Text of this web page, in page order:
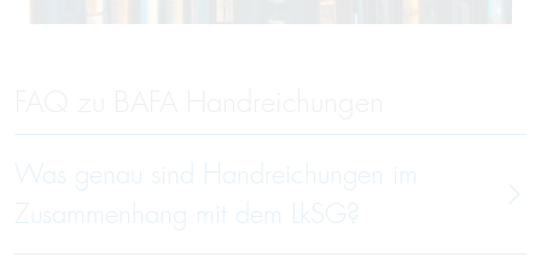
Was genau sind Handreichungen im
Zusammenhang mit dem LkSG?